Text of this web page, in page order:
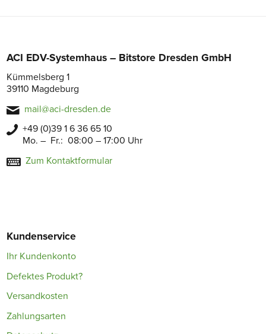
ACI EDV-Systemhaus – Bitstore Dresden GmbH
Kümmelsberg 1
39110 Magdeburg
mail@aci-dresden.de
+49 (0)39 1 6 36 65 10
Mo. – Fr.: 08:00 – 17:00 Uhr
Zum Kontaktformular
Kundenservice
Ihr Kundenkonto
Defektes Produkt?
Versandkosten
Zahlungsarten